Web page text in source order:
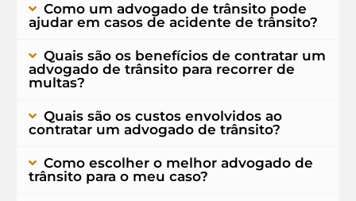
Como um advogado de trânsito pode
ajudar em casos de acidente de trânsito?
Quais são os benefícios de contratar um
advogado de trânsito para recorrer de
multas?
Quais são os custos envolvidos ao
contratar um advogado de trânsito?
Como escolher o melhor advogado de
trânsito para o meu caso?